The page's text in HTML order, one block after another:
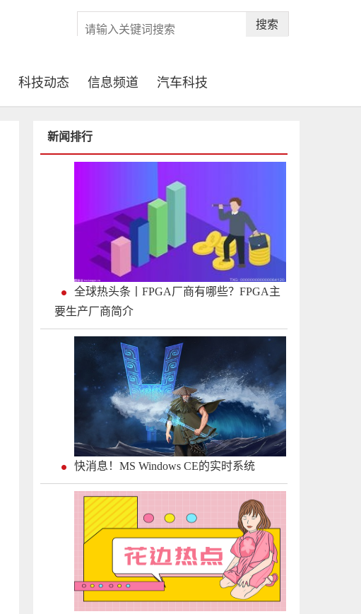
搜索
科技动态 信息频道 汽车科技
新闻排行
全球热头条丨FPGA厂商有哪些？FPGA主
要生产厂商简介
快消息！MS Windows CE的实时系统